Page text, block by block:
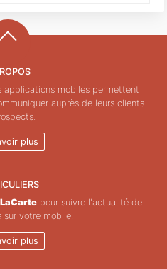
applications mobiles permettent
auprès de leurs clients
plus
LaCartepour suivre l'actualité de
sur votre mobile.
plus